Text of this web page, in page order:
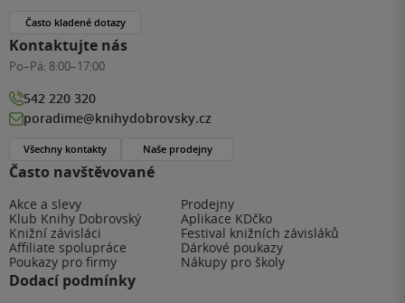
Často navštěvované
Akce a slevy
Prodejny
Klub Knihy Dobrovský
Aplikace KDčko
Knižní závisláci
Festival knižních závisláků
Affiliate spolupráce
Dárkové poukazy
Poukazy pro firmy
Nákupy pro školy
Dodací podmínky
Často kladené dotazy
Kontaktujte nás
Po–Pá: 8:00–17:00
542 220 320
poradime@knihydobrovsky.cz
Všechny kontakty Naše prodejny